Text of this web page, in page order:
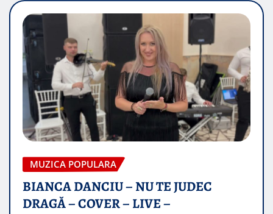
MUZICA POPULARA
BIANCA DANCIU – NU TE JUDEC
DRAGĂ – COVER – LIVE –